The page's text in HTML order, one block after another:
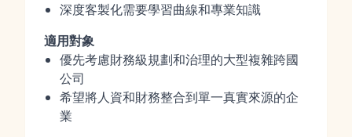
深度客製化需要學習曲線和專業知識
適用對象
優先考慮財務級規劃和治理的大型複雜跨國
公司
希望將人資和財務整合到單一真實來源的企
業